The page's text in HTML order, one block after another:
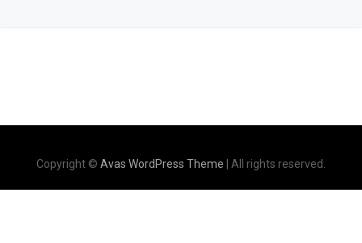
Copyright © Avas WordPress Theme | All rights reserved.